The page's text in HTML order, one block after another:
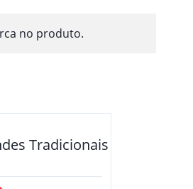
no produto.
Tradicionais